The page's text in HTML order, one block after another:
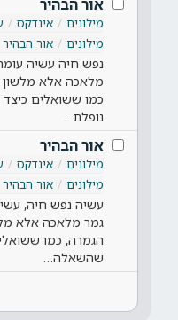
אור הבהיר
מילונים אינדקס
מילונים
אור הבהיר
נפש חיה עשיה עומר
מלאכה אלא מלשון
כמו ששואלים
נופלת…
אור הבהיר
מילונים אינדקס
מילונים
אור הבהיר
עשיה נפש חיה,
גמר מלאכה אלא
הגמרה, כמו
שהשאלה…